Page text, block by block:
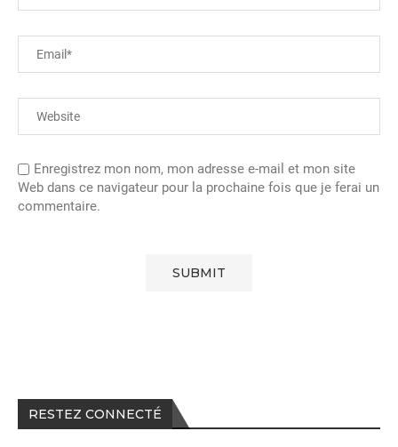
Enregistrez mon nom, mon adresse e-mail et mon site
Web dans ce navigateur pour la prochaine fois que je ferai un
commentaire.
RESTEZ CONNECTÉ